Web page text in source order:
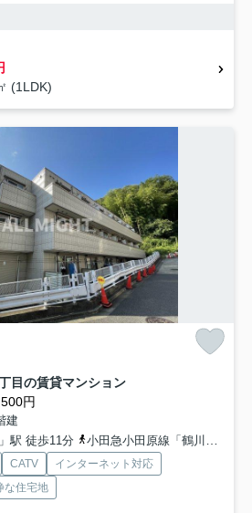
(1LDK)
目の賃貸マンション
円
建
駅 徒歩11分
小田急小田原線「鶴川」駅 徒歩29分
CATV
インターネット対応
な住宅地